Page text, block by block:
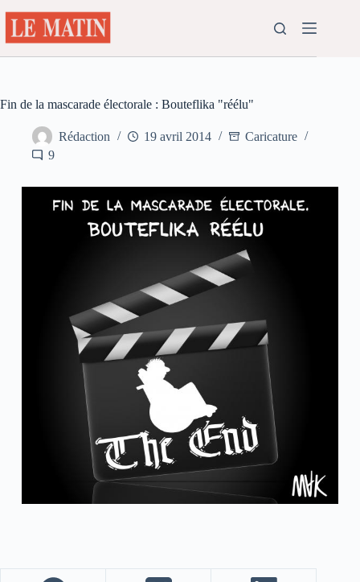
au
contenu
Fin de la mascarade électorale : Bouteflika "réélu"
Rédaction 19 avril 2014
Caricature
9